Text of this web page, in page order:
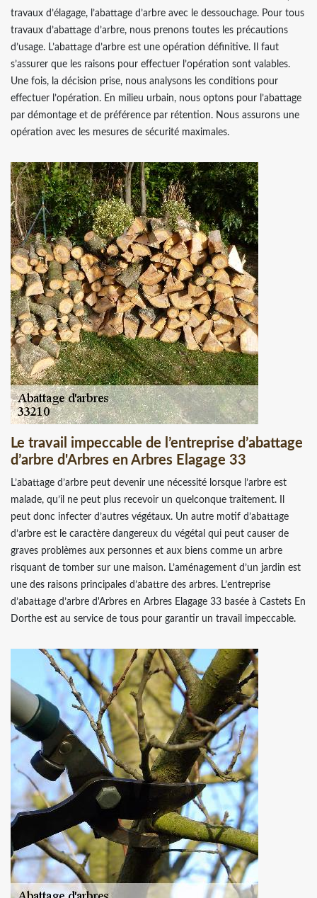
travaux d’élagage, l’abattage d’arbre avec le dessouchage. Pour tous
travaux d’abattage d’arbre, nous prenons toutes les précautions
d’usage. L’abattage d’arbre est une opération définitive. Il faut
s’assurer que les raisons pour effectuer l’opération sont valables.
Une fois, la décision prise, nous analysons les conditions pour
effectuer l’opération. En milieu urbain, nous optons pour l’abattage
par démontage et de préférence par rétention. Nous assurons une
opération avec les mesures de sécurité maximales.
Le travail impeccable de l’entreprise d’abattage
d’arbre d'Arbres en Arbres Elagage 33
L’abattage d’arbre peut devenir une nécessité lorsque l’arbre est
malade, qu’il ne peut plus recevoir un quelconque traitement. Il
peut donc infecter d’autres végétaux. Un autre motif d’abattage
d’arbre est le caractère dangereux du végétal qui peut causer de
graves problèmes aux personnes et aux biens comme un arbre
risquant de tomber sur une maison. L’aménagement d’un jardin est
une des raisons principales d’abattre des arbres. L’entreprise
d’abattage d’arbre d'Arbres en Arbres Elagage 33 basée à Castets En
Dorthe est au service de tous pour garantir un travail impeccable.